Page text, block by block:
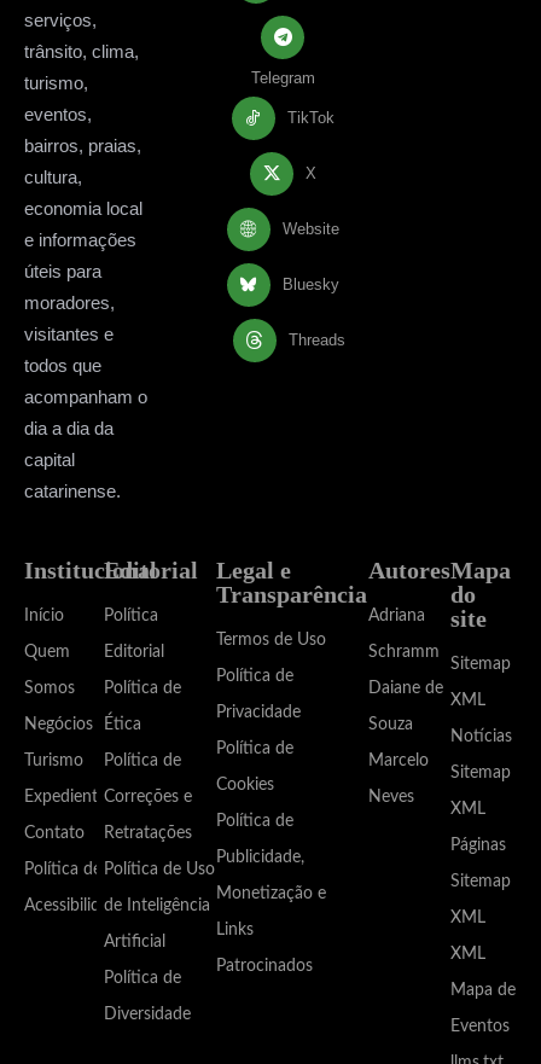
serviços,
trânsito, clima,
turismo,
eventos,
bairros, praias,
cultura,
economia local
e informações
úteis para
moradores,
visitantes e
todos que
acompanham o
dia a dia da
capital
catarinense.
Telegram
TikTok
X
Website
Bluesky
Threads
Institucional
Início
Quem
Somos
Negócios
Turismo
Expediente
Contato
Política de
Acessibilidade
Editorial
Política
Editorial
Política de
Ética
Política de
Correções e
Retratações
Política de Uso
de Inteligência
Artificial
Política de
Diversidade
Legal e
Transparência
Termos de Uso
Política de
Privacidade
Política de
Cookies
Política de
Publicidade,
Monetização e
Links
Patrocinados
Autores
Adriana
Schramm
Daiane de
Souza
Marcelo
Neves
Mapa
do
site
Sitemap
XML
Notícias
Sitemap
XML
Páginas
Sitemap
XML
XML
Mapa de
Eventos